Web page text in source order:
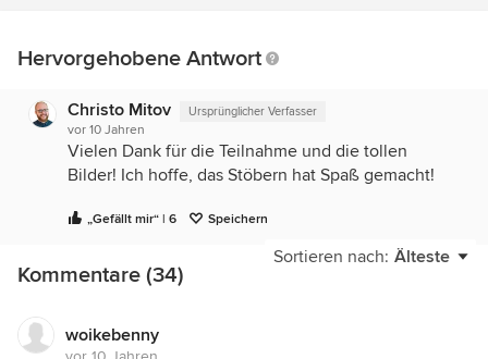
Hervorgehobene Antwort
Christo Mitov Ursprünglicher Verfasser
vor 10 Jahren
Vielen Dank für die Teilnahme und die tollen
Bilder! Ich hoffe, das Stöbern hat Spaß gemacht!
„Gefällt mir“ | 6 Speichern
Sortieren nach: Älteste
Kommentare (34)
woikebenny